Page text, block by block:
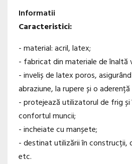
Informatii
Caracteristici:
- material: acril, latex;
- fabricat din materiale de înaltă
- inveliș de latex poros,
abraziune, la rupere și o
- protejează utilizatorul de frig
confortul muncii;
- incheiate cu manșete;
- destinat utilizării în
etc.